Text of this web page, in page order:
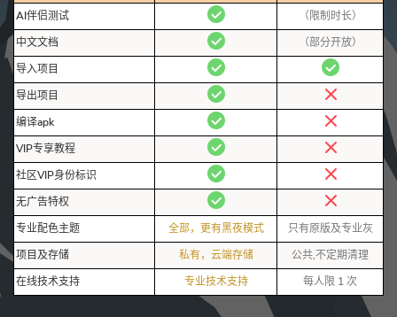
AI伴侣测试
（限制时长）
中文文档
（部分开放）
导入项目
导出项目
编译apk
VIP专享教程
社区VIP身份标识
无广告特权
专业配色主题
全部，更有黑夜模式
只有原版及专业灰
项目及存储
私有，云端存储
公共,不定期清理
在线技术支持
专业技术支持 每人限 1 次
AI伴侣测试
（限制时长）
中文文档
（部分开放）
导入项目
导出项目
编译apk
VIP专享教程
社区VIP身份标识
无广告特权
专业配色主题
全部，更有黑夜模式
只有原版及专业灰
项目及存储
私有，云端存储
公共,不定期清理
在线技术支持
专业技术支持 每人限 1 次
AI伴侣测试
（限制时长）
中文文档
（部分开放）
导入项目
导出项目
编译apk
VIP专享教程
社区VIP身份标识
无广告特权
专业配色主题
全部，更有黑夜模式
只有原版及专业灰
项目及存储
私有，云端存储
公共,不定期清理
在线技术支持
专业技术支持 每人限 1 次